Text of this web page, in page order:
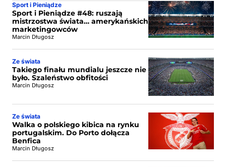
Sport i Pieniądze
Sport i Pieniądze #48: ruszają
mistrzostwa świata… amerykańskich
marketingowców
Marcin Długosz
Ze świata
Takiego finału mundialu jeszcze nie
było. Szaleństwo obfitości
Marcin Długosz
Ze świata
Walka o polskiego kibica na rynku
portugalskim. Do Porto dołącza
Benfica
Marcin Długosz